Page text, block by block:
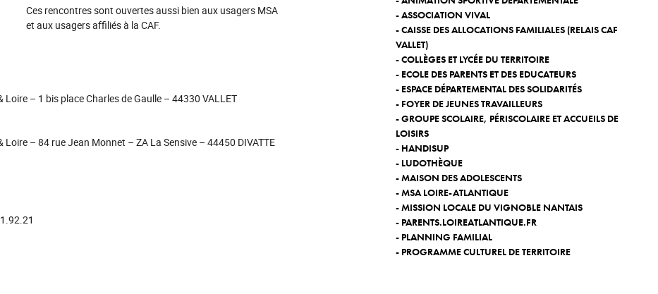
Ces rencontres sont ouvertes aussi bien aux usagers MSA
et aux usagers affiliés à la CAF.
– 1 bis place Charles de Gaulle – 44330 VALLET
– 84 rue Jean Monnet – ZA La Sensive – 44450 DIVATTE
- ASSOCIATION VIVAL
- CAISSE DES ALLOCATIONS FAMILIALES (RELAIS CAF
VALLET)
- COLLÈGES ET LYCÉE DU TERRITOIRE
- ECOLE DES PARENTS ET DES EDUCATEURS
- ESPACE DÉPARTEMENTAL DES SOLIDARITÉS
- FOYER DE JEUNES TRAVAILLEURS
- GROUPE SCOLAIRE, PÉRISCOLAIRE ET ACCUEILS DE
LOISIRS
- HANDISUP
- LUDOTHÈQUE
- MAISON DES ADOLESCENTS
- MSA LOIRE-ATLANTIQUE
- MISSION LOCALE DU VIGNOBLE NANTAIS
- PARENTS.LOIREATLANTIQUE.FR
- PLANNING FAMILIAL
- PROGRAMME CULTUREL DE TERRITOIRE